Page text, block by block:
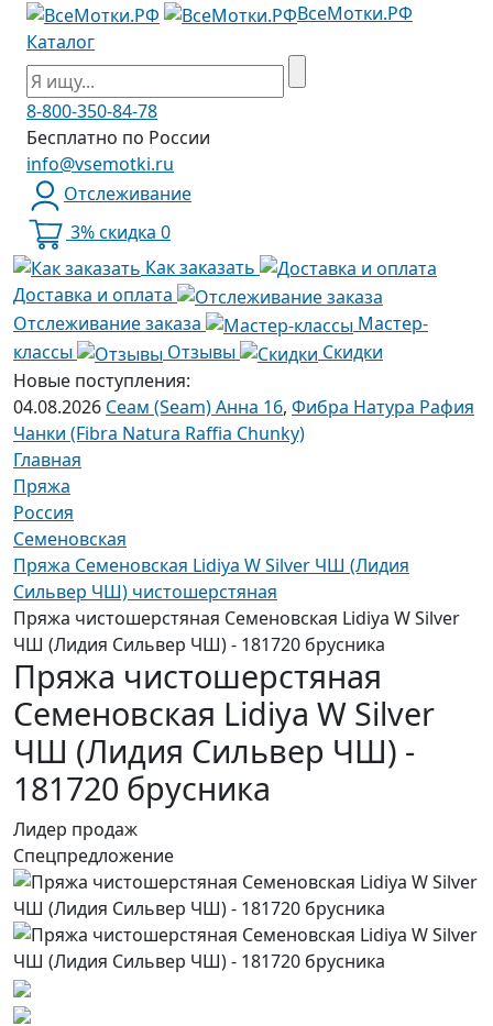
ВсеМотки.РФ
Каталог
8-800-350-84-78
Бесплатно по России
info@vsemotki.ru
Отслеживание
3% скидка 0
Как заказать
Доставка и оплата
Отслеживание заказа
Мастер-
классы
Отзывы
Скидки
Новые поступления:
04.08.2026 Сеам (Seam) Анна 16, Фибра Натура Рафия
Чанки (Fibra Natura Raffia Chunky)
Главная
Пряжа
Россия
Семеновская
Пряжа Семеновская Lidiya W Silver ЧШ (Лидия
Сильвер ЧШ) чистошерстяная
Пряжа чистошерстяная Семеновская Lidiya W Silver
ЧШ (Лидия Сильвер ЧШ) - 181720 брусника
Пряжа чистошерстяная
Семеновская Lidiya W Silver
ЧШ (Лидия Сильвер ЧШ) -
181720 брусника
Лидер продаж
Спецпредложение